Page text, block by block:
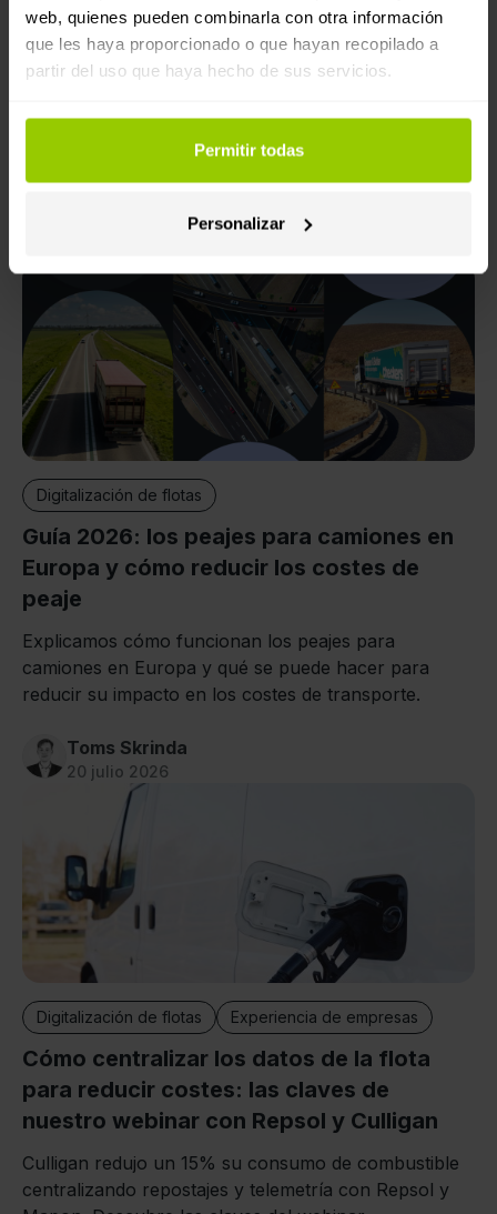
web, quienes pueden combinarla con otra información
que les haya proporcionado o que hayan recopilado a
partir del uso que haya hecho de sus servicios.
Permitir todas
Personalizar
eCMR en España: todo lo que necesitas
saber sobre el DeCA y la nueva
normativa de transporte digital
Prepárate para la entrada en vigor del Documento de
Control electrónico (DeCA) en España. Descubre
documentación digital a partir de octubre de 2026.
Digitalización de flotas
Guía 2026: los peajes para camiones en
Europa y cómo reducir los costes de
peaje
Explicamos cómo funcionan los peajes para
camiones en Europa y qué se puede hacer para
reducir su impacto en los costes de transporte.
Toms Skrinda
20 julio 2026
Digitalización de flotas Experiencia de empresas
Cómo centralizar los datos de la flota
para reducir costes: las claves de
nuestro webinar con Repsol y Culligan
Culligan redujo un 15% su consumo de combustible
centralizando repostajes y telemetría con Repsol y